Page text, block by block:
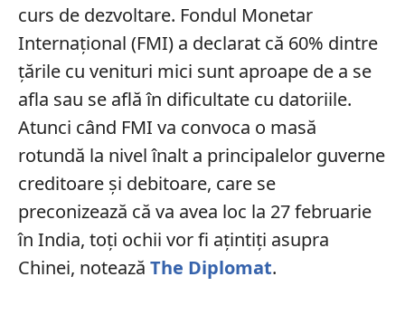
curs de dezvoltare. Fondul Monetar
Internațional (FMI) a declarat că 60% dintre
țările cu venituri mici sunt aproape de a se
afla sau se află în dificultate cu datoriile.
Atunci când FMI va convoca o masă
rotundă la nivel înalt a principalelor guverne
creditoare și debitoare, care se
preconizează că va avea loc la 27 februarie
în India, toți ochii vor fi ațintiți asupra
Chinei, notează The Diplomat.